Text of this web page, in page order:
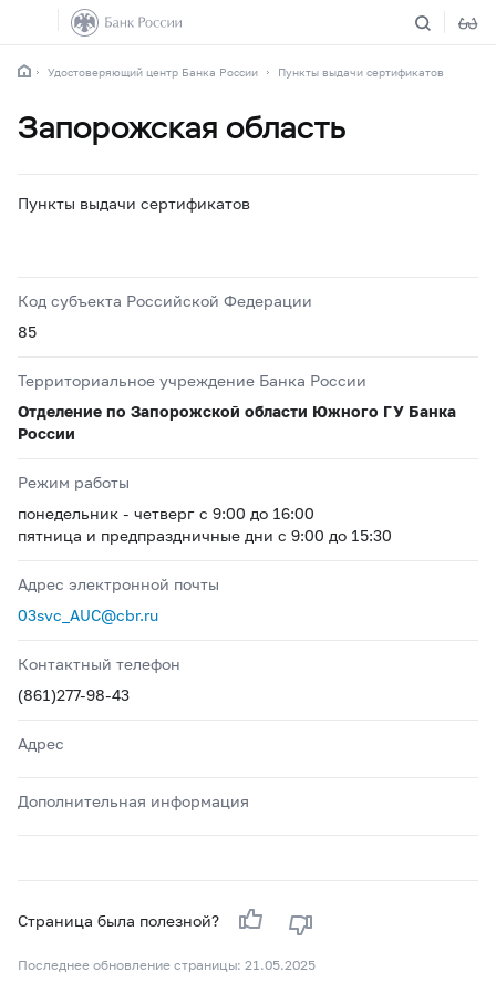
Удостоверяющий центр Банка России Пункты выдачи сертификатов
Запорожская область
Пункты выдачи сертификатов
Код субъекта Российской Федерации
85
Территориальное учреждение Банка России
Отделение по Запорожской области Южного ГУ Банка
России
Режим работы
понедельник - четверг с 9:00 до 16:00
пятница и предпраздничные дни с 9:00 до 15:30
Адрес электронной почты
03svc_AUC@cbr.ru
Контактный телефон
(861)277-98-43
Адрес
Дополнительная информация
Страница была полезной?
Последнее обновление страницы: 21.05.2025